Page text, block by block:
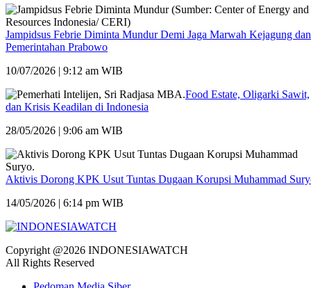
Jampidsus Febrie Diminta Mundur Demi Jaga Marwah Kejagung dan
Pemerintahan Prabowo
10/07/2026 | 9:12 am WIB
Food Estate, Oligarki Sawit,
dan Krisis Keadilan di Indonesia
28/05/2026 | 9:06 am WIB
Aktivis Dorong KPK Usut Tuntas Dugaan Korupsi Muhammad
14/05/2026 | 6:14 pm WIB
Copyright @2026 INDONESIAWATCH
All Rights Reserved